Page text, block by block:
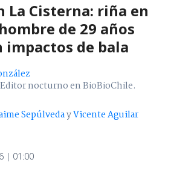
La Cisterna: riña en
de 29 años
de bala
nocturno en BioBioChile.
SepúlvedayVicente Aguilar
| 01:00